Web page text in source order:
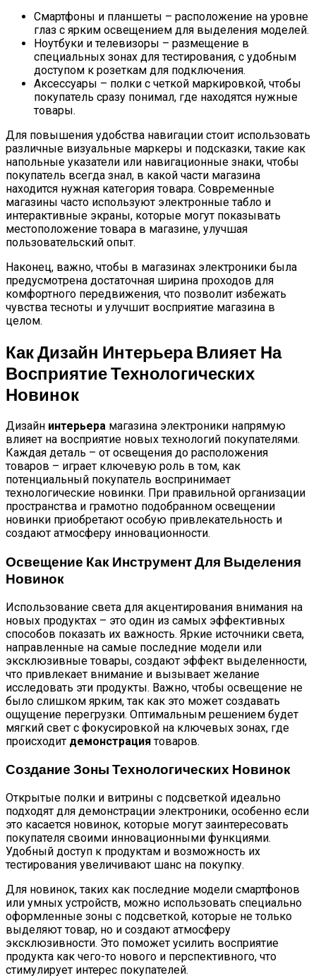
Смартфоны и планшеты – расположение на уровне
глаз с ярким освещением для выделения моделей.
Ноутбуки и телевизоры – размещение в
специальных зонах для тестирования, с удобным
доступом к розеткам для подключения.
Аксессуары – полки с четкой маркировкой, чтобы
покупатель сразу понимал, где находятся нужные
товары.
Для повышения удобства навигации стоит использовать
различные визуальные маркеры и подсказки, такие как
напольные указатели или навигационные знаки, чтобы
покупатель всегда знал, в какой части магазина
находится нужная категория товара. Современные
магазины часто используют электронные табло и
интерактивные экраны, которые могут показывать
местоположение товара в магазине, улучшая
пользовательский опыт.
Наконец, важно, чтобы в магазинах электроники была
предусмотрена достаточная ширина проходов для
комфортного передвижения, что позволит избежать
чувства тесноты и улучшит восприятие магазина в
целом.
Как Дизайн Интерьера Влияет На
Восприятие Технологических
Новинок
Дизайн интерьера магазина электроники напрямую
влияет на восприятие новых технологий покупателями.
Каждая деталь – от освещения до расположения
товаров – играет ключевую роль в том, как
потенциальный покупатель воспринимает
технологические новинки. При правильной организации
пространства и грамотно подобранном освещении
новинки приобретают особую привлекательность и
создают атмосферу инновационности.
Освещение Как Инструмент Для Выделения
Новинок
Использование света для акцентирования внимания на
новых продуктах – это один из самых эффективных
способов показать их важность. Яркие источники света,
направленные на самые последние модели или
эксклюзивные товары, создают эффект выделенности,
что привлекает внимание и вызывает желание
исследовать эти продукты. Важно, чтобы освещение не
было слишком ярким, так как это может создавать
ощущение перегрузки. Оптимальным решением будет
мягкий свет с фокусировкой на ключевых зонах, где
происходит демонстрациятоваров.
Создание Зоны Технологических Новинок
Открытые полки и витрины с подсветкой идеально
подходят для демонстрации электроники, особенно если
это касается новинок, которые могут заинтересовать
покупателя своими инновационными функциями.
Удобный доступ к продуктам и возможность их
тестирования увеличивают шанс на покупку.
Для новинок, таких как последние модели смартфонов
или умных устройств, можно использовать специально
оформленные зоны с подсветкой, которые не только
выделяют товар, но и создают атмосферу
эксклюзивности. Это поможет усилить восприятие
продукта как чего-то нового и перспективного, что
стимулирует интерес покупателей.